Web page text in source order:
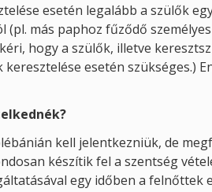
esetén legalább a szülők
más paphoz fűződő
hogy a szülők, illetve
esetén szükséges.)
kell jelentkezniük, de
készítik fel a szentség
egy időben a